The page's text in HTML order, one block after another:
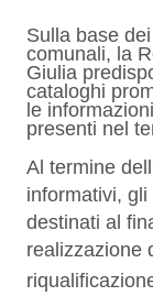
Sulla base
comunali, la
Giulia
cataloghi
le
presenti nel
Al termine
informativi,
destinati al
realizzazione